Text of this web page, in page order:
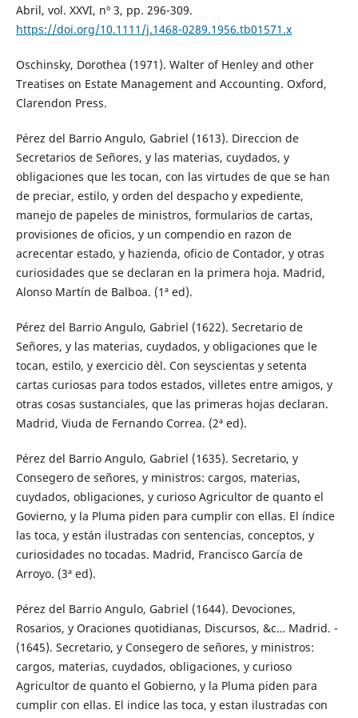
Abril, vol. XXVI, nº 3, pp. 296-309.
https://doi.org/10.1111/j.1468-0289.1956.tb01571.x
Oschinsky, Dorothea (1971). Walter of Henley and other
Treatises on Estate Management and Accounting. Oxford,
Clarendon Press.
Pérez del Barrio Angulo, Gabriel (1613). Direccion de
Secretarios de Señores, y las materias, cuydados, y
obligaciones que les tocan, con las virtudes de que se han
de preciar, estilo, y orden del despacho y expediente,
manejo de papeles de ministros, formularios de cartas,
provisiones de oficios, y un compendio en razon de
acrecentar estado, y hazienda, oficio de Contador, y otras
curiosidades que se declaran en la primera hoja. Madrid,
Alonso Martín de Balboa. (1ª ed).
Pérez del Barrio Angulo, Gabriel (1622). Secretario de
Señores, y las materias, cuydados, y obligaciones que le
tocan, estilo, y exercicio dèl. Con seyscientas y setenta
cartas curiosas para todos estados, villetes entre amigos, y
otras cosas sustanciales, que las primeras hojas declaran.
Madrid, Viuda de Fernando Correa. (2ª ed).
Pérez del Barrio Angulo, Gabriel (1635). Secretario, y
Consegero de señores, y ministros: cargos, materias,
cuydados, obligaciones, y curioso Agricultor de quanto el
Govierno, y la Pluma piden para cumplir con ellas. El índice
las toca, y están ilustradas con sentencias, conceptos, y
curiosidades no tocadas. Madrid, Francisco García de
Arroyo. (3ª ed).
Pérez del Barrio Angulo, Gabriel (1644). Devociones,
Rosarios, y Oraciones quotidianas, Discursos, &c… Madrid. -
(1645). Secretario, y Consegero de señores, y ministros:
cargos, materias, cuydados, obligaciones, y curioso
Agricultor de quanto el Gobierno, y la Pluma piden para
cumplir con ellas. El indice las toca, y estan ilustradas con